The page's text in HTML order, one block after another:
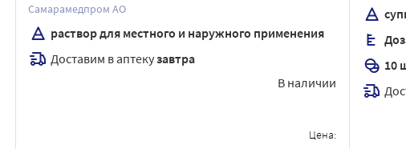
Самарамедпром АО
раствор для местного и наружного применения
Доставим в аптекузавтра
В наличии
Цена:
10